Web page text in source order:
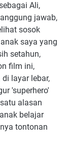
Ali,
jawab,
sosok
saya yang
setahun,
film ini,
layar lebar,
'superhero'
alasan
belajar
tontonan